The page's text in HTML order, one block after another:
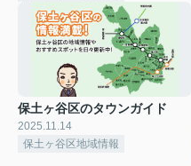
保土ヶ谷区のタウンガイド
2025.11.14
保土ヶ谷区地域情報